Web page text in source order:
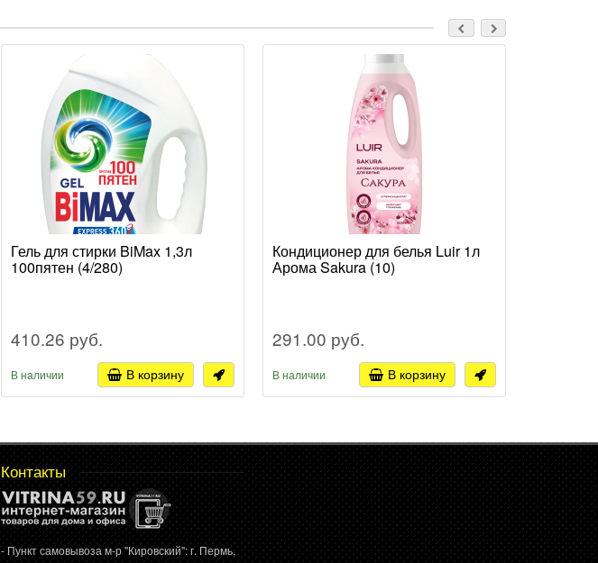
Гель для стирки BiMax 1,3л
100пятен (4/280)
410.26 руб.
В наличии В корзину
Кондиционер для белья Luir 1л
Арома Sakura (10)
291.00 руб.
В наличии В корзину
Контакты
- Пункт самовывоза м-р "Кировский": г. Пермь,